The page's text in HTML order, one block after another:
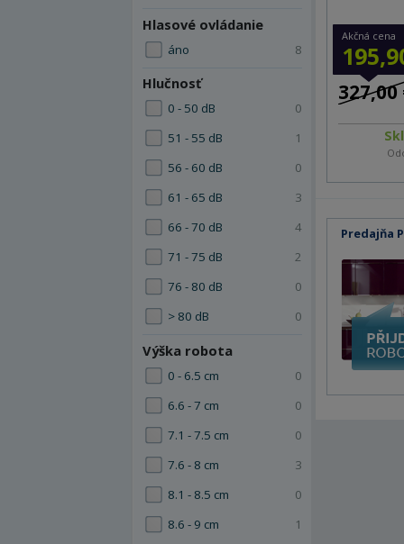
Hlasové ovládanie
áno 8
Hlučnosť
0 - 50 dB
0
51 - 55 dB
1
56 - 60 dB
0
61 - 65 dB
3
66 - 70 dB
4
71 - 75 dB
2
76 - 80 dB
0
> 80 dB
0
Výška robota
0 - 6.5 cm
0
6.6 - 7 cm
0
7.1 - 7.5 cm
0
7.6 - 8 cm
3
8.1 - 8.5 cm
0
8.6 - 9 cm
1
Akčná cena
327,00
Predajňa